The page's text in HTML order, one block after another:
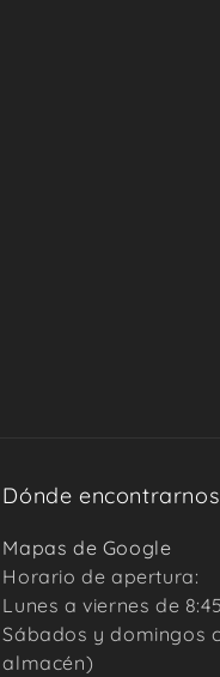
Dónde
Mapas de Google
Horario de apertura:
Lunes a viernes de
Sábados y domingos
almacén)